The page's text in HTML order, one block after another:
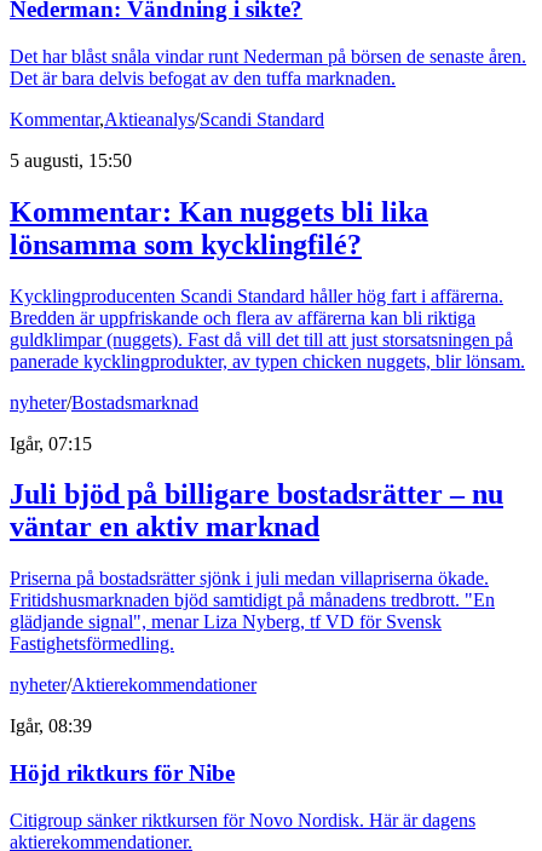
Nederman: Vändning i sikte?
Det har blåst snåla vindar runt Nederman på börsen de senaste åren.
Det är bara delvis befogat av den tuffa marknaden.
Kommentar,Aktieanalys/Scandi Standard
5 augusti, 15:50
Kommentar: Kan nuggets bli lika
lönsamma som kycklingfilé?
Kycklingproducenten Scandi Standard håller hög fart i affärerna.
Bredden är uppfriskande och flera av affärerna kan bli riktiga
guldklimpar (nuggets). Fast då vill det till att just storsatsningen på
panerade kycklingprodukter, av typen chicken nuggets, blir lönsam.
nyheter/Bostadsmarknad
Igår, 07:15
Juli bjöd på billigare bostadsrätter – nu
väntar en aktiv marknad
Priserna på bostadsrätter sjönk i juli medan villapriserna ökade.
Fritidshusmarknaden bjöd samtidigt på månadens tredbrott. "En
glädjande signal", menar Liza Nyberg, tf VD för Svensk
Fastighetsförmedling.
nyheter/Aktierekommendationer
Igår, 08:39
Höjd riktkurs för Nibe
Citigroup sänker riktkursen för Novo Nordisk. Här är dagens
aktierekommendationer.